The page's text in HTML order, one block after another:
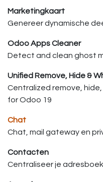
Marketingkaart
Genereer dynamische
Odoo Apps Cleaner
Detect and clean ghost
Unified Remove, Hide &
Centralized remove,
for Odoo 19
Chat
Chat, mail gateway en
Contacten
Centraliseer je adresboek